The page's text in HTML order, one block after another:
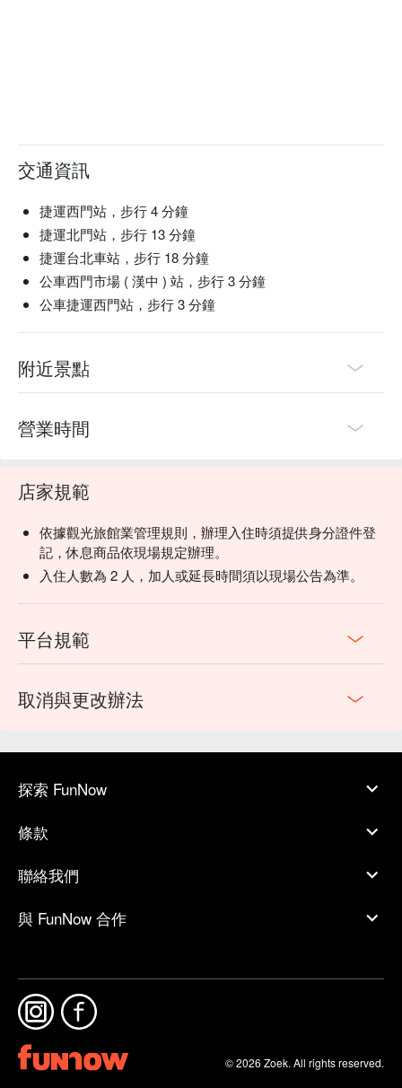
交通資訊
捷運西門站，步行 4 分鐘
捷運北門站，步行 13 分鐘
捷運台北車站，步行 18 分鐘
公車西門市場 ( 漢中 ) 站，步行 3 分鐘
公車捷運西門站，步行 3 分鐘
附近景點
營業時間
店家規範
依據觀光旅館業管理規則，辦理入住時須提供身分證件登
記，休息商品依現場規定辦理。
入住人數為 2 人，加人或延長時間須以現場公告為準。
平台規範
取消與更改辦法
探索 FunNow
條款
聯絡我們
與 FunNow 合作
© 2026 Zoek. All rights reserved.